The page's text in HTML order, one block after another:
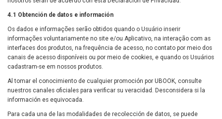
4.1 Obtención de datos e información
Os dados e informações serão obtidos quando o Usuário inserir
informações voluntariamente no site e/ou Aplicativo, na interação com as
interfaces dos produtos, na frequência de acesso, no contato por meio dos
canais de acesso disponíveis ou por meio de cookies, e quando os Usuários
cadastram-se em nossos produtos.
Al tomar el conocimiento de cualquier promoción por UBOOK, consulte
nuestros canales oficiales para verificar su veracidad. Desconsidera si la
información es equivocada.
Para cada una de las modalidades de recolección de datos, se puede